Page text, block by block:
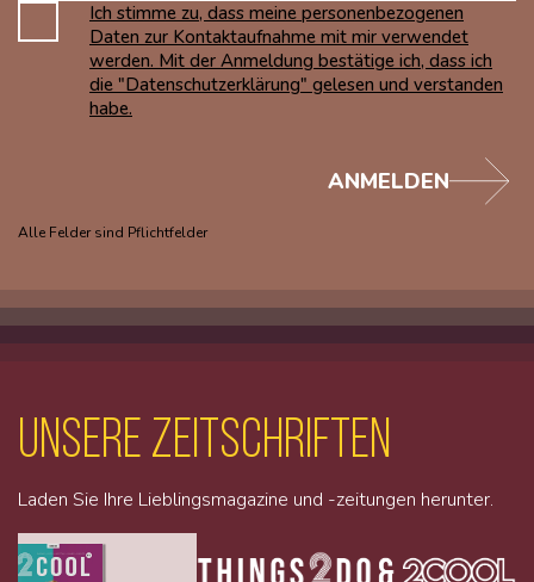
Ich stimme zu, dass meine personenbezogenen
Daten zur Kontaktaufnahme mit mir verwendet
werden. Mit der Anmeldung bestätige ich, dass ich
die "Datenschutzerklärung" gelesen und verstanden
habe.
Alle Felder sind Pflichtfelder
ANMELDEN
unsere Zeitschriften
Laden Sie Ihre Lieblingsmagazine und -zeitungen herunter.